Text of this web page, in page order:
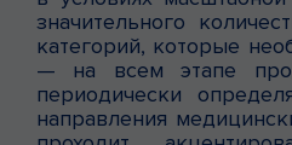
значительного
категорий, которые
— на всем этапе
периодически
направления